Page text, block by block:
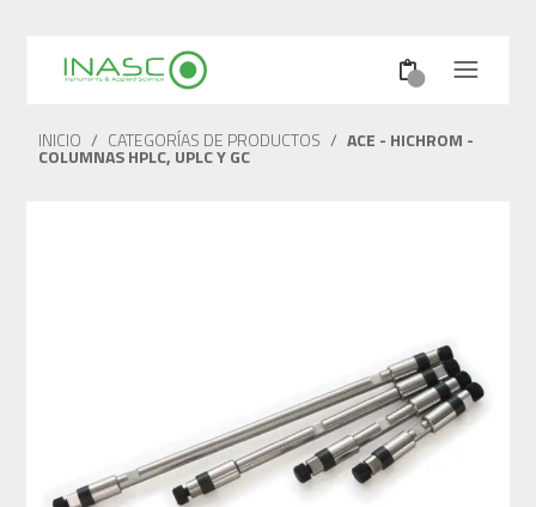
INICIO / CATEGORÍAS DE PRODUCTOS / ACE - HICHROM -
COLUMNAS HPLC, UPLC Y GC